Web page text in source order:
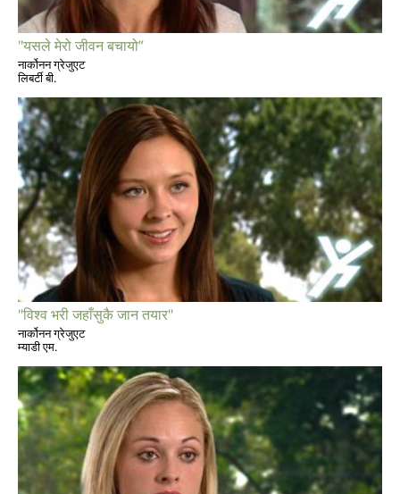
"यसले मेरो जीवन बचायो”
नार्कोनन ग्रेजुएट
लिबर्टी बी.
"विश्व भरी जहाँसुकै जान तयार"
नार्कोनन ग्रेजुएट
म्याडी एम.